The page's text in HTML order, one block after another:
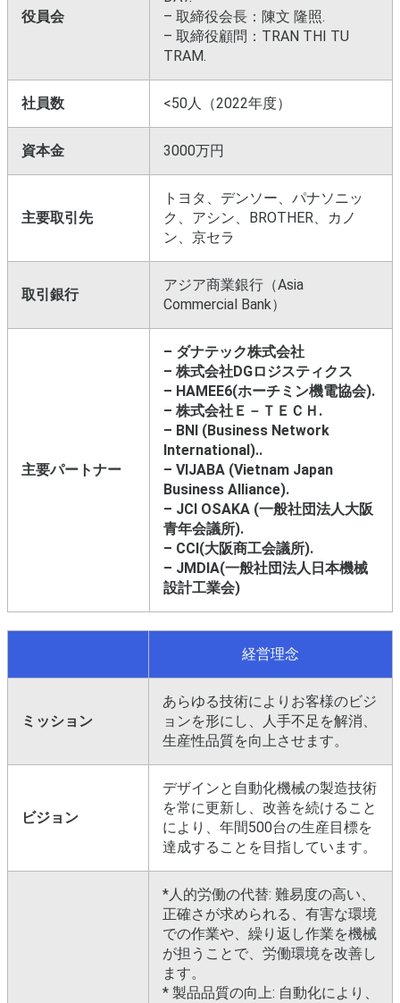
役員会
– 取締役会長：陳文 隆照.
– 取締役顧問：TRAN THI TU
TRAM.
社員数 <50人（2022年度）
資本金 3000万円
主要取引先
トヨタ、デンソー、パナソニッ
ク、アシン、BROTHER、カノ
ン、京セラ
取引銀行
アジア商業銀行（Asia
Commercial Bank）
主要パートナー
– ダナテック株式会社
– 株式会社DGロジスティクス
– HAMEE6(ホーチミン機電協会).
– 株式会社Ｅ－ＴＥＣＨ.
– BNI (Business Network
International)..
– VIJABA (Vietnam Japan
Business Alliance).
– JCI OSAKA (一般社団法人大阪
青年会議所).
– CCI(大阪商工会議所).
– JMDIA(一般社団法人日本機械
設計工業会)
経営理念
ミッション
あらゆる技術によりお客様のビジ
ョンを形にし、人手不足を解消、
生産性品質を向上させます。
ビジョン
デザインと自動化機械の製造技術
を常に更新し、改善を続けること
により、年間500台の生産目標を
達成することを目指しています。
*人的労働の代替: 難易度の高い、
正確さが求められる、有害な環境
での作業や、繰り返し作業を機械
が担うことで、労働環境を改善し
ます。
* 製品品質の向上: 自動化により、